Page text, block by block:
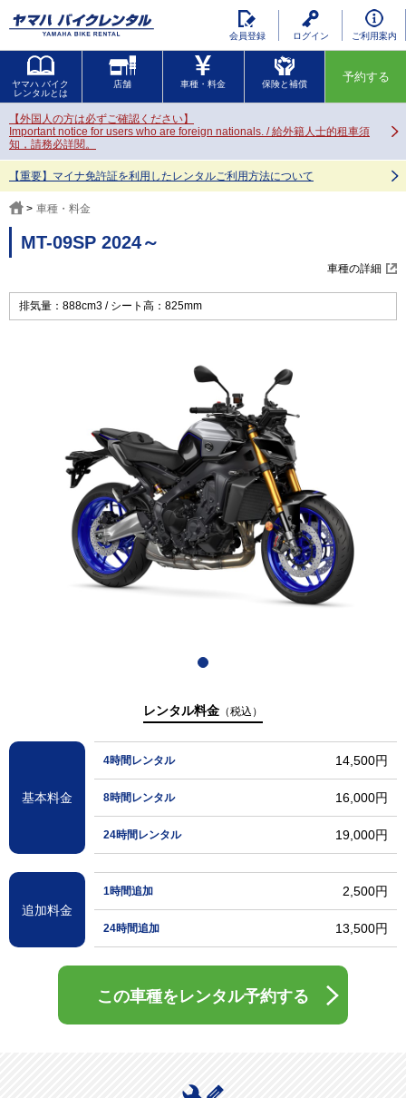
ご利用案内
ログイン
会員登録
ヤマハ バイク
レンタルとは
店舗 車種・料金 保険と補償
予約する
【外国人の方は必ずご確認ください】
Important notice for users who are foreign nationals. / 給外籍人士的租車須
知，請務必詳閱。
【重要】マイナ免許証を利用したレンタルご利用方法について
車種・料金
MT-09SP 2024～
車種の詳細
排気量：888cm3 シート高：825mm
レンタル料金 （税込）
基本料金
4時間レンタル 14,500円
8時間レンタル 16,000円
24時間レンタル 19,000円
追加料金
1時間追加 2,500円
24時間追加 13,500円
この車種をレンタル予約する